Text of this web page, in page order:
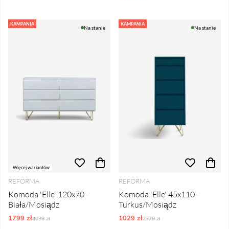
KAMPANIA
Więcej wariantów
Na stanie
REFORMA
Komoda 'Elle' 120x70 -
Biała/Mosiądz
1799 złOrdynarne ceny:
4039 zł
KAMPANIA
Na stanie
REFORMA
Komoda 'Elle' 45x110 -
Turkus/Mosiądz
1029 złOrdynarne ceny:
2379 zł